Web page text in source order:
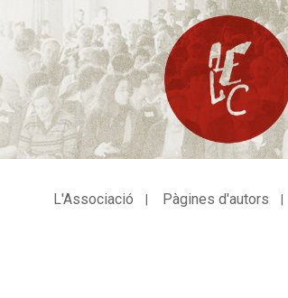
L'Associació Pàgines d'autors